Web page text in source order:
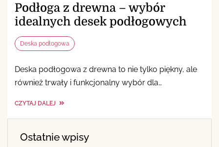
Podłoga z drewna – wybór
idealnych desek podłogowych
Deska podłogowa
Deska podłogowa z drewna to nie tylko piękny, ale
również trwały i funkcjonalny wybór dla…
CZYTAJ DALEJ
Ostatnie wpisy